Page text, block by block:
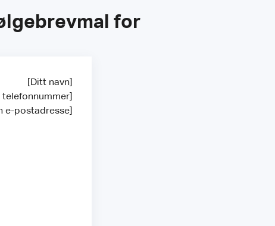
for
[Ditt navn]
telefonnummer]
e-postadresse]